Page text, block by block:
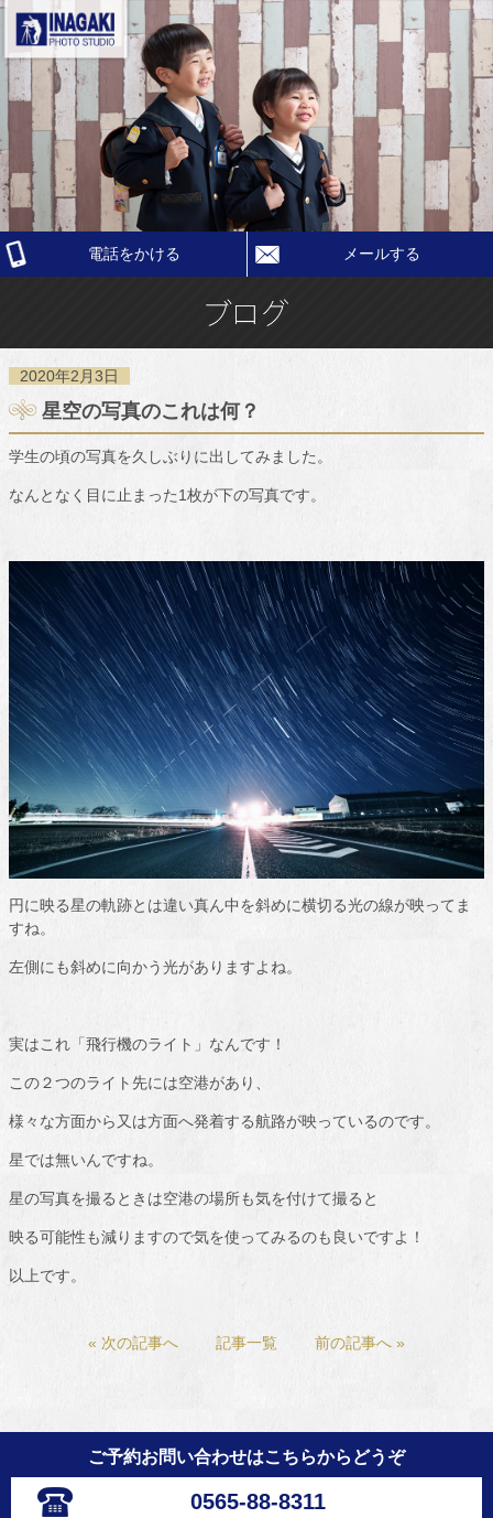
電話をかける メールする
2020年2月3日
星空の写真のこれは何？
学生の頃の写真を久しぶりに出してみました。
なんとなく目に止まった1枚が下の写真です。
円に映る星の軌跡とは違い真ん中を斜めに横切る光の線が映ってま
すね。
左側にも斜めに向かう光がありますよね。
実はこれ「飛行機のライト」なんです！
この２つのライト先には空港があり、
様々な方面から又は方面へ発着する航路が映っているのです。
星では無いんですね。
星の写真を撮るときは空港の場所も気を付けて撮ると
映る可能性も減りますので気を使ってみるのも良いですよ！
以上です。
« 次の記事へ 記事一覧 前の記事へ »
ご予約お問い合わせはこちらからどうぞ
0565-88-8311